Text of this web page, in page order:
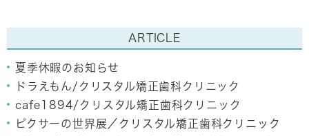
ARTICLE
夏季休暇のお知らせ
ドラえもん/クリスタル矯正歯科クリニック
cafe1894/クリスタル矯正歯科クリニック
ピクサーの世界展／クリスタル矯正歯科クリニック